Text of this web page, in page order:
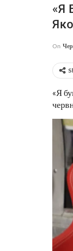
«Я
On
«Я